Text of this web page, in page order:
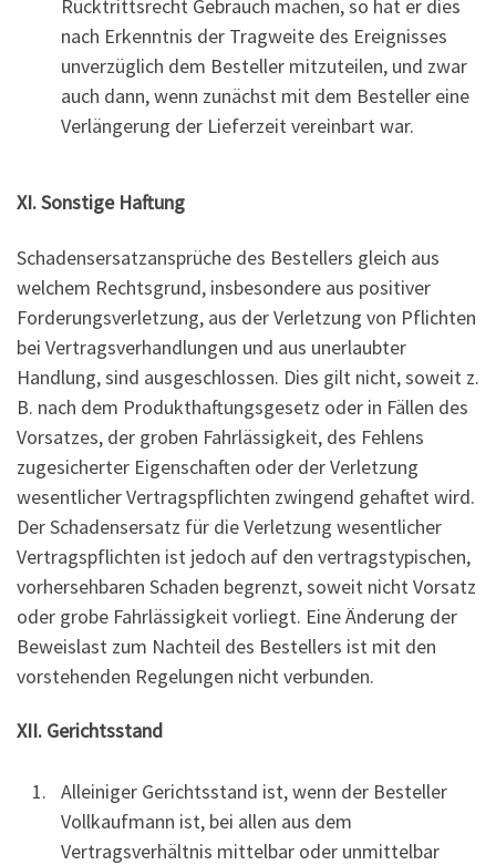
Rücktrittsrecht Gebrauch machen, so hat er dies
nach Erkenntnis der Tragweite des Ereignisses
unverzüglich dem Besteller mitzuteilen, und zwar
auch dann, wenn zunächst mit dem Besteller eine
Verlängerung der Lieferzeit vereinbart war.
XI. Sonstige Haftung
Schadensersatzansprüche des Bestellers gleich aus
welchem Rechtsgrund, insbesondere aus positiver
Forderungsverletzung, aus der Verletzung von Pflichten
bei Vertragsverhandlungen und aus unerlaubter
Handlung, sind ausgeschlossen. Dies gilt nicht, soweit z.
B. nach dem Produkthaftungsgesetz oder in Fällen des
Vorsatzes, der groben Fahrlässigkeit, des Fehlens
zugesicherter Eigenschaften oder der Verletzung
wesentlicher Vertragspflichten zwingend gehaftet wird.
Der Schadensersatz für die Verletzung wesentlicher
Vertragspflichten ist jedoch auf den vertragstypischen,
vorhersehbaren Schaden begrenzt, soweit nicht Vorsatz
oder grobe Fahrlässigkeit vorliegt. Eine Änderung der
Beweislast zum Nachteil des Bestellers ist mit den
vorstehenden Regelungen nicht verbunden.
XII. Gerichtsstand
Alleiniger Gerichtsstand ist, wenn der Besteller
Vollkaufmann ist, bei allen aus dem
Vertragsverhältnis mittelbar oder unmittelbar